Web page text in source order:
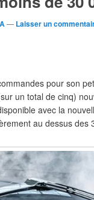
— Laisser un
pour son
un total de cinq)
avec la
au dessus des